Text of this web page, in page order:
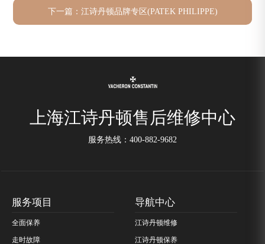
下一篇： 江诗丹顿品牌专区(PATEK PHILIPPE)
上海江诗丹顿售后维修中心
服务热线： 400-882-9682
服务项目
全面保养
走时故障
导航中心
江诗丹顿维修
江诗丹顿保养